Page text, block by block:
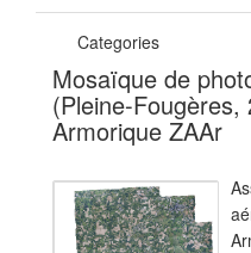
Categories
Mosaïque de
(Pleine-
Armorique ZAAr